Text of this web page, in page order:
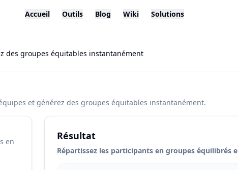
Accueil Outils Blog Wiki Solutions
des groupes équitables instantanément
et générez des groupes équitables instantanément.
en
Résultat
Répartissez les participants en groupes équilibrés